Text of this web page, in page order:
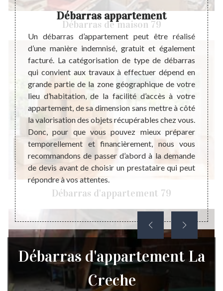
Débarras de maison 79
Débarras d'appartement 79
des
tous
il est
vos
une
Débarras appartement
Un débarras d’appartement peut être réalisé
d’une manière indemnisé, gratuit et également
facturé. La catégorisation de type de débarras
qui convient aux travaux à effectuer dépend en
grande partie de la zone géographique de votre
lieu d’habitation, de la facilité d’accès à votre
appartement, de sa dimension sans mettre à côté
la valorisation des objets récupérables chez vous.
Donc, pour que vous pouvez mieux préparer
temporellement et financièrement, nous vous
recommandons de passer d’abord à la demande
de devis avant de choisir un prestataire qui peut
répondre à vos attentes.
vos
aux
Débarras d'appartement La
Creche